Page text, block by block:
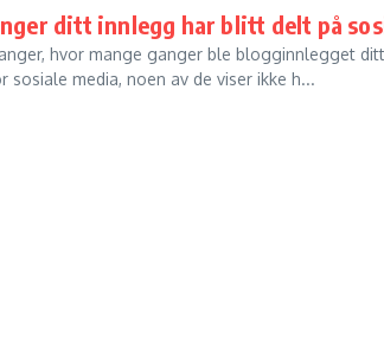
ditt innlegg har blitt delt på
hvor mange ganger ble blogginnlegget
media, noen av de viser ikke h...